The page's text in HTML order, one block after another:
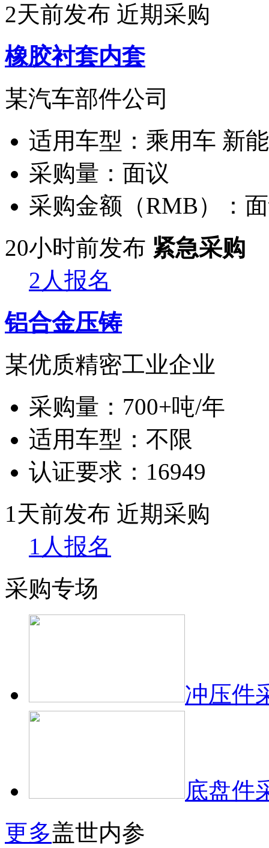
2天前发布 近期采购
橡胶衬套内套
某汽车部件公司
适用车型： 乘用车 新
采购量： 面议
采购金额（RMB）：
20小时前发布 紧急采购
2人报名
铝合金压铸
某优质精密工业企业
采购量： 700+吨/年
适用车型： 不限
认证要求： 16949
1天前发布 近期采购
1人报名
采购专场
冲压件
底盘件
更多盖世内参